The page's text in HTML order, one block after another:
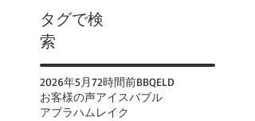
タグで検
索
2026年5月72時間前BBQELD
お客様の声アイスバブル
アブラハムレイク